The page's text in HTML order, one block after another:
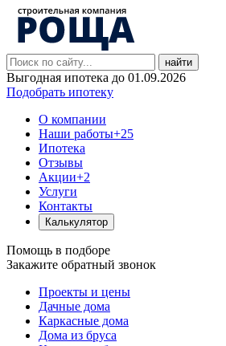
найти
Выгодная ипотека до 01.09.2026
Подобрать ипотеку
О компании
Наши работы+25
Ипотека
Отзывы
Акции+2
Услуги
Контакты
Калькулятор
Помощь в подборе
Закажите обратный звонок
Проекты и цены
Дачные дома
Каркасные дома
Дома из бруса